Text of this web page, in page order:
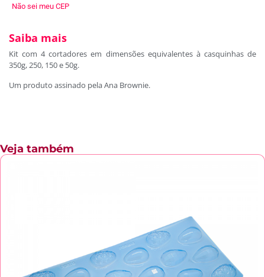
Não sei meu CEP
Saiba mais
Kit com 4 cortadores em dimensões equivalentes à casquinhas de
350g, 250, 150 e 50g.
Um produto assinado pela Ana Brownie.
Veja também